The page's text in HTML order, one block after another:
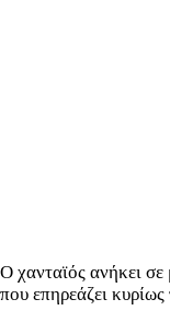
Ο χανταϊός ανήκει
που επηρεάζει κυρίως